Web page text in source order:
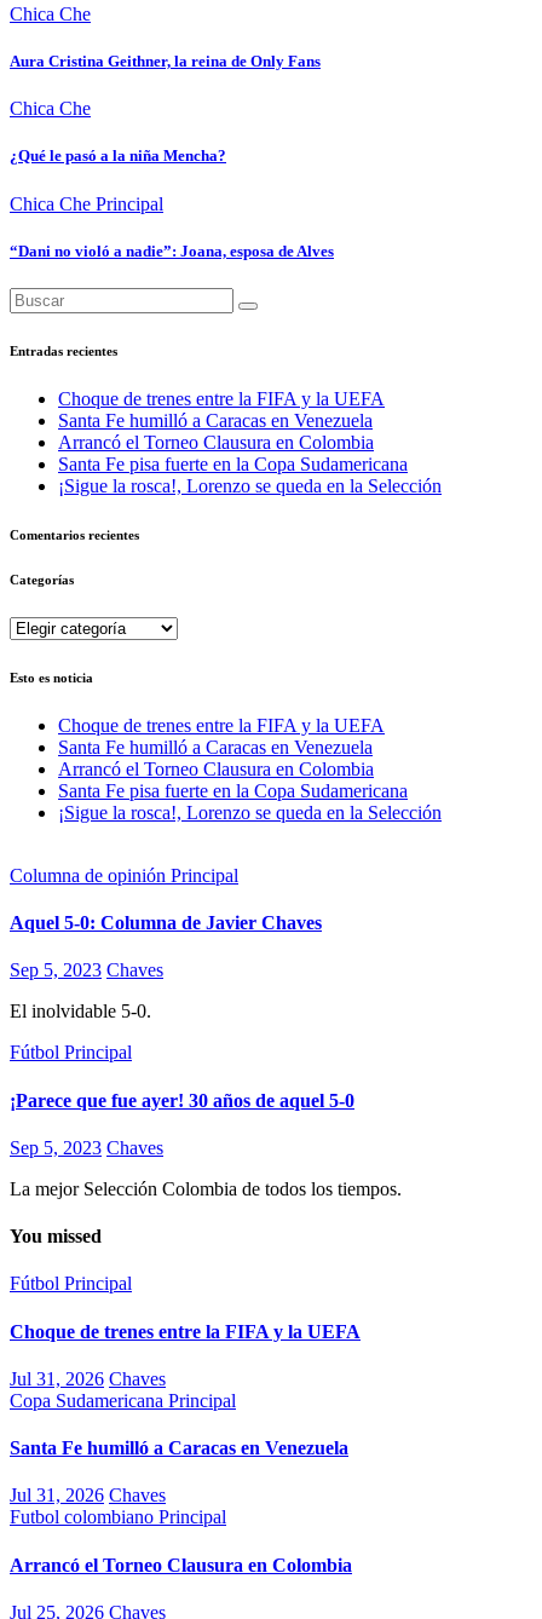
Chica Che
Aura Cristina Geithner, la reina de Only Fans
Chica Che
¿Qué le pasó a la niña Mencha?
Chica Che Principal
“Dani no violó a nadie”: Joana, esposa de Alves
Entradas recientes
Choque de trenes entre la FIFA y la UEFA
Santa Fe humilló a Caracas en Venezuela
Arrancó el Torneo Clausura en Colombia
Santa Fe pisa fuerte en la Copa Sudamericana
¡Sigue la rosca!, Lorenzo se queda en la Selección
Comentarios recientes
Categorías
Categorías
Esto es noticia
Choque de trenes entre la FIFA y la UEFA
Santa Fe humilló a Caracas en Venezuela
Arrancó el Torneo Clausura en Colombia
Santa Fe pisa fuerte en la Copa Sudamericana
¡Sigue la rosca!, Lorenzo se queda en la Selección
Columna de opinión Principal
Aquel 5-0: Columna de Javier Chaves
Sep 5, 2023 Chaves
El inolvidable 5-0.
Fútbol Principal
¡Parece que fue ayer! 30 años de aquel 5-0
Sep 5, 2023 Chaves
La mejor Selección Colombia de todos los tiempos.
You missed
Fútbol Principal
Choque de trenes entre la FIFA y la UEFA
Jul 31, 2026 Chaves
Copa Sudamericana Principal
Santa Fe humilló a Caracas en Venezuela
Jul 31, 2026 Chaves
Futbol colombiano Principal
Arrancó el Torneo Clausura en Colombia
Jul 25, 2026 Chaves